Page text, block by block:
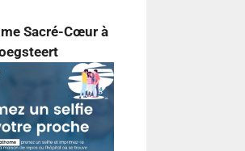
Sacré-Cœur à